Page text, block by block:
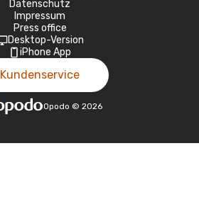
Datenschutz
Impressum
Press office
Desktop-Version
iPhone App
Kundenservice
Opodo © 2026